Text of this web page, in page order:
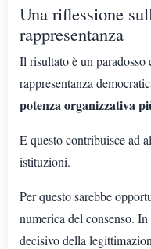
Una riflessione
rappresentanza
Il risultato è un
rappresentanza
potenza organizzativa
E questo contribuisce ad
istituzioni.
Per questo sarebbe
numerica del consenso.
decisivo della